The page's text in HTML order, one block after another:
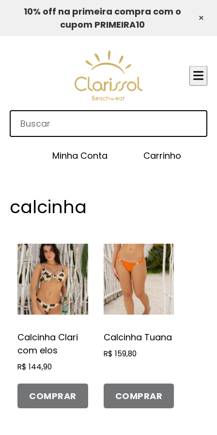
10% off na primeira compra com o
cupom PRIMEIRA10
×
Minha Conta Carrinho
calcinha
Calcinha Clari
com elos
R$ 144,90
COMPRAR
Este
produto
tem
várias
variantes.
As
podem
ser
escolhidas
na
página
do
Calcinha Tuana
R$ 159,80
COMPRAR
Este
produto
tem
várias
variantes.
As
podem
ser
na
página
do